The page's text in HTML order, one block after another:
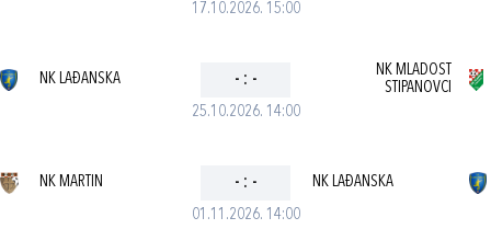
17.10.2026. 15:00
25.10.2026. 14:00
NK LAĐANSKA - : -
NK MLADOST
STIPANOVCI
01.11.2026. 14:00
NK MARTIN - : - NK LAĐANSKA